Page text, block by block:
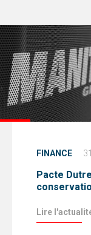
FINANCE
Pacte
Lire